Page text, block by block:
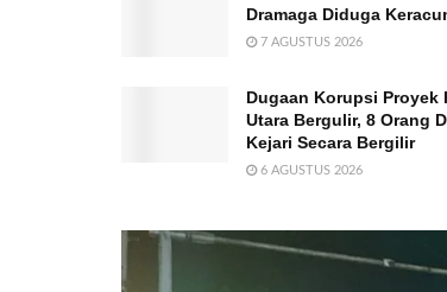
Dramaga Diduga
7 AGUSTUS 2026
Dugaan Korupsi Proyek
Utara Bergulir, 8 Orang
Kejari Secara Bergilir
6 AGUSTUS 2026